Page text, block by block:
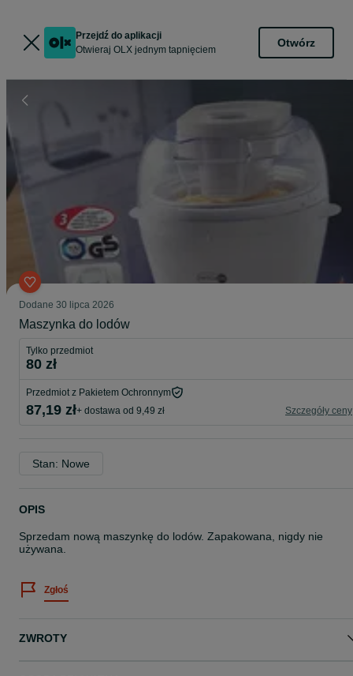
Przejdź do aplikacji
Otwieraj OLX jednym tapnięciem
Otwórz
Dodane 30 lipca 2026
Maszynka do lodów
Tylko przedmiot
80 zł
Przedmiot z Pakietem Ochronnym
87,19 zł+ dostawa od 9,49 zł Szczegóły ceny
Stan: Nowe
OPIS
Sprzedam nową maszynkę do lodów. Zapakowana, nigdy nie
używana.
Zgłoś
ZWROTY